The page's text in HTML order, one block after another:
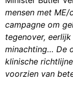
na inspanning
zullen verwijzen
met
postacute
langdurige